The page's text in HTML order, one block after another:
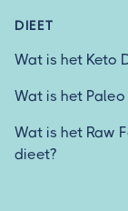
DIEET
Wat is het Keto
Wat is het
Wat is het Raw
dieet?